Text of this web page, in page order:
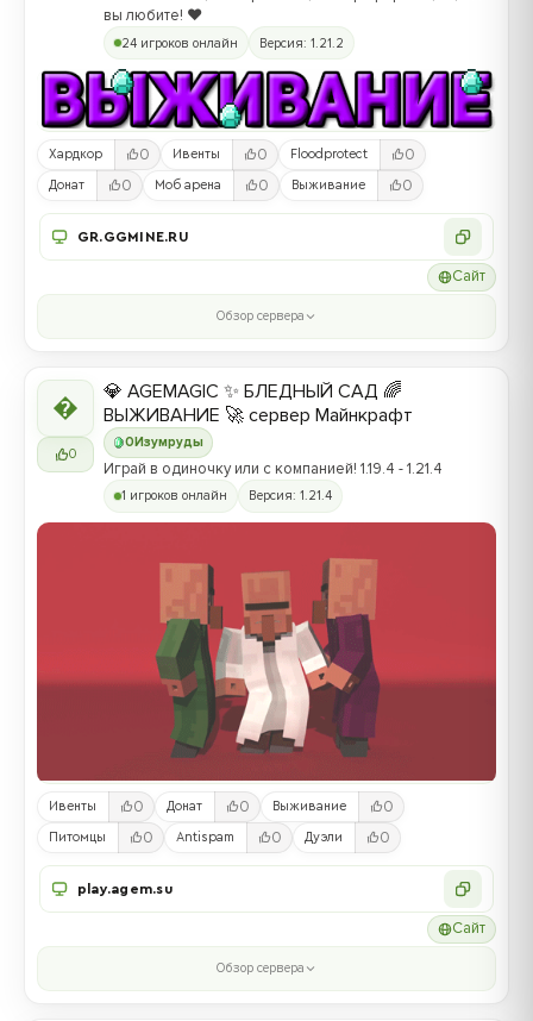
вы любите! ❤️
24 игроков онлайн Версия: 1.21.2
Хардкор 0 Ивенты 0 Floodprotect 0
Донат 0 Моб арена 0 Выживание 0
GR.GGMINE.RU
Сайт
Обзор сервера

0
0 Изумруды
💎 AGEMAGIC ✨ БЛЕДНЫЙ САД 🌈
ВЫЖИВАНИЕ 🚀 сервер Майнкрафт
Играй в одиночку или с компанией! 1.19.4 - 1.21.4
1 игроков онлайн Версия: 1.21.4
Ивенты 0 Донат 0 Выживание 0
Питомцы 0 Antispam 0 Дуэли 0
play.agem.su
Сайт
Обзор сервера